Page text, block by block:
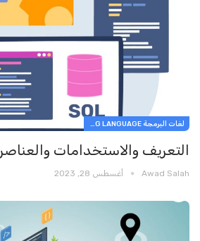
لغات البرمجة PROGRAMMING LANGUAGE
التعريف والاستخدامات والعناصر SQL
Awad Salah أغسطس 28, 2023